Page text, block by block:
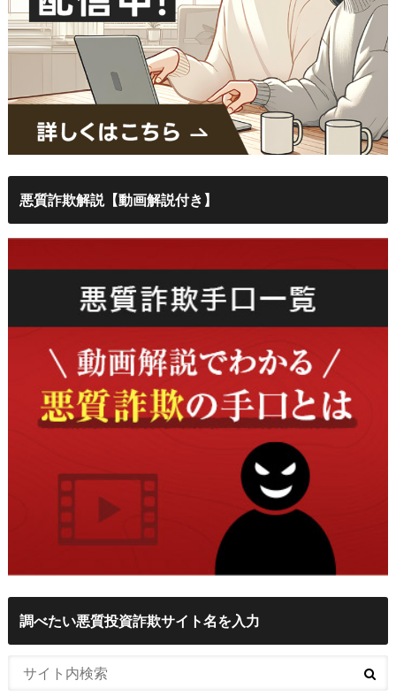
悪質詐欺解説【動画解説付き】
調べたい悪質投資詐欺サイト名を入力